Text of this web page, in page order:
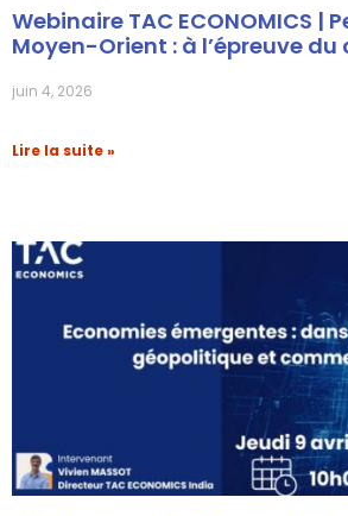
Webinaire TAC ECONOMICS |
Moyen-Orient : à l’épreuve
juin 4, 2026
Lire la suite »